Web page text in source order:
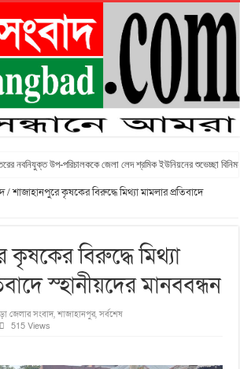
নবনিযুক্ত উপ-পরিচালককে জেলা লেদ শ্রমিক ইউনিয়নের শুভেচ্ছা
/শাজাহানপুরে কৃষকের বিরুদ্ধে মিথ্যা মামলার প্রতিবাদে
কৃষকের বিরুদ্ধে মিথ্যা
স্হানীয়দের মানববন্ধন
জেলার সংবাদ,শাজাহানপুর,সর্বশেষ
515 Views